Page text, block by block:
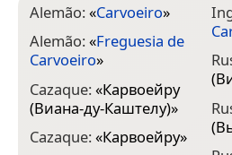
Alemão:«Carvoeiro»
Alemão:«Freguesia de
Carvoeiro»
Cazaque:«Карвоейру
(Виана-ду-Каштелу)»
Cazaque:«Карвоейру»